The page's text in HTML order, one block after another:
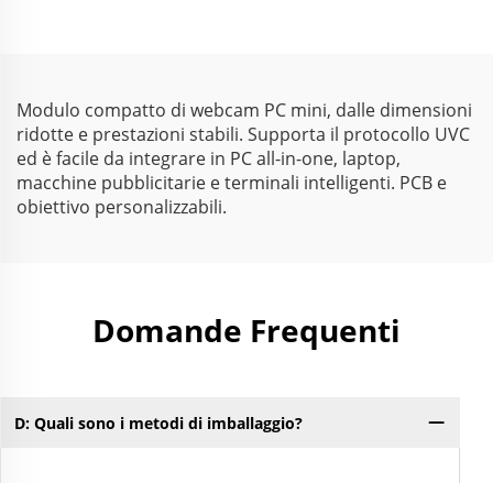
Modulo compatto di webcam PC mini, dalle dimensioni
ridotte e prestazioni stabili. Supporta il protocollo UVC
ed è facile da integrare in PC all-in-one, laptop,
macchine pubblicitarie e terminali intelligenti. PCB e
obiettivo personalizzabili.
Domande Frequenti
D: Quali sono i metodi di imballaggio?